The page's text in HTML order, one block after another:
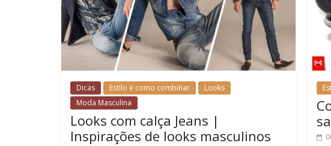
Dicas Estilo e como combinar
Looks
Moda Masculina
Looks com calça Jeans |
Inspirações de looks masculinos